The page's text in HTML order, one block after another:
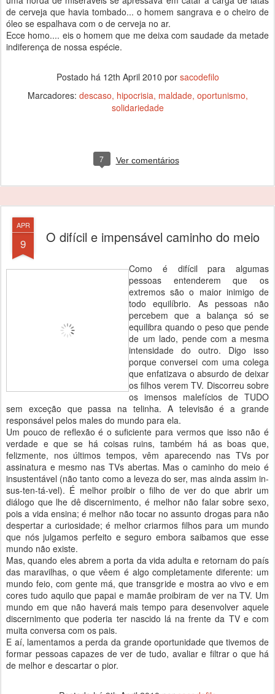
de cerveja que havia tombado... o homem sangrava e o cheiro de
óleo se espalhava com o de cerveja no ar.
Ecce homo.... eis o homem que me deixa com saudade da metade
indiferença de nossa espécie.
Postado há 12th April 2010 por sacodefilo
Marcadores: descaso hipocrisia maldade oportunismo
solidariedade
7 Ver comentários
APR
9 O difícil e impensável caminho do meio
Como é difícil para algumas
pessoas entenderem que os
extremos são o maior inimigo de
todo equilíbrio. As pessoas não
percebem que a balança só se
equilibra quando o peso que pende
de um lado, pende com a mesma
intensidade do outro. Digo isso
porque conversei com uma colega
que enfatizava o absurdo de deixar
os filhos verem TV. Discorreu sobre
os imensos malefícios de TUDO
sem exceção que passa na telinha. A televisão é a grande
responsável pelos males do mundo para ela.
Um pouco de reflexão é o suficiente para vermos que isso não é
verdade e que se há coisas ruins, também há as boas que,
felizmente, nos últimos tempos, vêm aparecendo nas TVs por
assinatura e mesmo nas TVs abertas. Mas o caminho do meio é
insustentável (não tanto como a leveza do ser, mas ainda assim in-
sus-ten-tá-vel). É melhor proibir o filho de ver do que abrir um
diálogo que lhe dê discernimento, é melhor não falar sobre sexo,
pois a vida ensina; é melhor não tocar no assunto drogas para não
despertar a curiosidade; é melhor criarmos filhos para um mundo
que nós julgamos perfeito e seguro embora saibamos que esse
mundo não existe.
Mas, quando eles abrem a porta da vida adulta e retornam do país
das maravilhas, o que vêem é algo completamente diferente: um
mundo feio, com gente má, que transgride e mostra ao vivo e em
cores tudo aquilo que papai e mamãe proibiram de ver na TV. Um
mundo em que não haverá mais tempo para desenvolver aquele
discernimento que poderia ter nascido lá na frente da TV e com
muita conversa com os pais.
E aí, lamentamos a perda da grande oportunidade que tivemos de
formar pessoas capazes de ver de tudo, avaliar e filtrar o que há
de melhor e descartar o pior.